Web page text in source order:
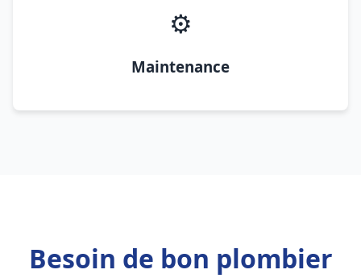
⚙️
Maintenance
Besoin de bon plombier